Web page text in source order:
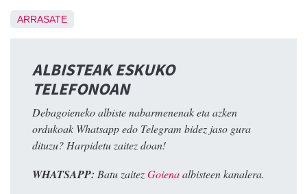
ARRASATE
ALBISTEAK ESKUKO
TELEFONOAN
Debagoieneko albiste nabarmenenak eta azken
ordukoak Whatsapp edo Telegram bidez jaso gura
dituzu? Harpidetu zaitez doan!
WHATSAPP: Batu zaitezGoienaalbisteen kanalera.